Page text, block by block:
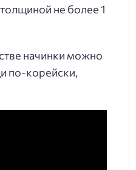
не более 1
начинки можно
по-корейски,